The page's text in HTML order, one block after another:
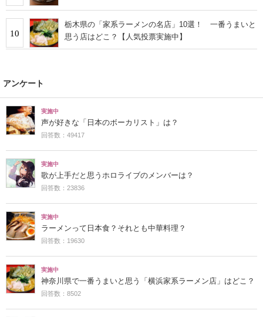
10
栃木県の「家系ラーメンの名店」10選！ 一番うまいと
思う店はどこ？【人気投票実施中】
アンケート
実施中
声が好きな「日本のボーカリスト」は？
回答数：49417
実施中
歌が上手だと思うホロライブのメンバーは？
回答数：23836
実施中
ラーメンって日本食？それとも中華料理？
回答数：19630
実施中
神奈川県で一番うまいと思う「横浜家系ラーメン店」はどこ？
回答数：8502